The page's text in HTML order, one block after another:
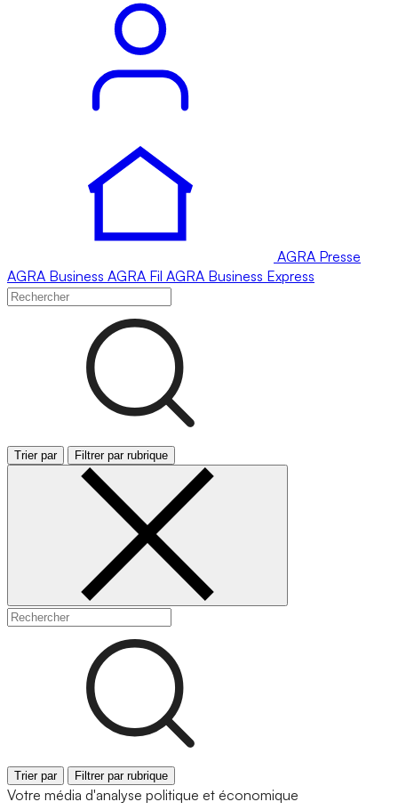
AGRA Presse
AGRA Business AGRA Fil AGRA Business Express
Trier par Filtrer par rubrique
Trier par Filtrer par rubrique
Votre média d'analyse politique et économique